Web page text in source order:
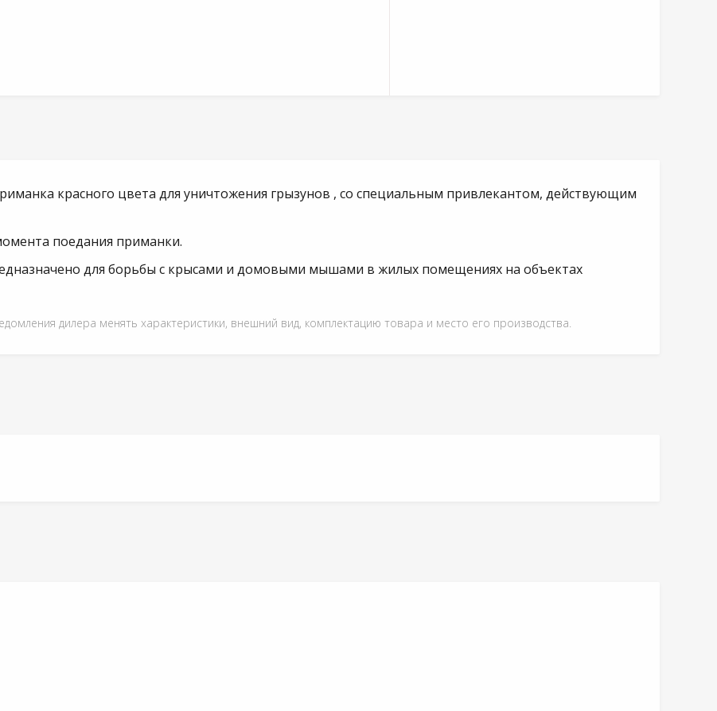
красного цвета для уничтожения грызунов , со специальным привлекантом, действующим
поедания приманки.
для борьбы с крысами и домовыми мышами в жилых помещениях на объектах
дилера менять характеристики, внешний вид, комплектацию товара и место его производства.